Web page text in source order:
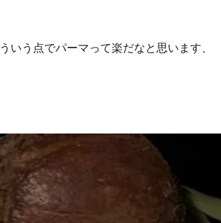
う点でパーマって楽だなと思います、